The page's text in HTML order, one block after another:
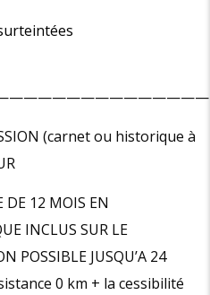
(carnet ou historique à
DE 12 MOIS EN
INCLUS SUR LE
POSSIBLE JUSQU’A 24
0 km + la cessibilité